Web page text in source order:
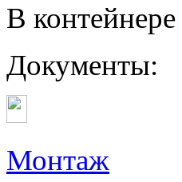
В контейнере
Документы:
Монтаж